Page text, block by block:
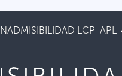
LCP-